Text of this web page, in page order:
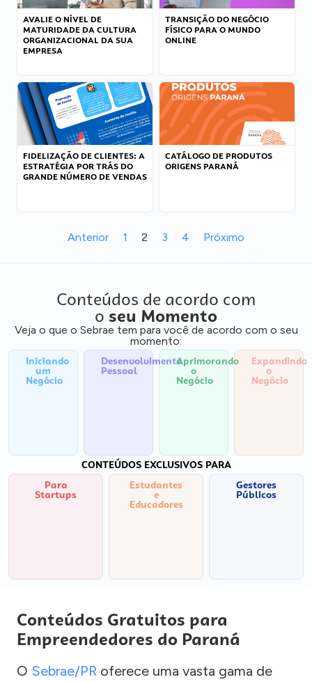
AVALIE O NÍVEL DE
MATURIDADE DA CULTURA
ORGANIZACIONAL DA SUA
EMPRESA
TRANSIÇÃO DO NEGÓCIO
FÍSICO PARA O MUNDO
ONLINE
FIDELIZAÇÃO DE CLIENTES: A
ESTRATÉGIA POR TRÁS DO
GRANDE NÚMERO DE VENDAS
CATÁLOGO DE PRODUTOS
ORIGENS PARANÁ
Anterior 1 2 3 4 Próximo
Conteúdos de acordo com
o seu Momento
Veja o que o Sebrae tem para você de acordo com o seu
momento:
Iniciando
um
Negócio
Desenvolvimento
Pessoal
Aprimorando
o
Negócio
Expandindo
o
Negócio
CONTEÚDOS EXCLUSIVOS PARA
Para
Startups
Estudantes
e
Educadores
Gestores
Públicos
Conteúdos Gratuitos para
Empreendedores do Paraná
O Sebrae/PR oferece uma vasta gama de